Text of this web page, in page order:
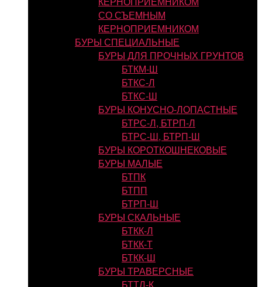
СО СЪЕМНЫМ
КЕРНОПРИЕМНИКОМ
БУРЫ СПЕЦИАЛЬНЫЕ
БУРЫ ДЛЯ ПРОЧНЫХ ГРУНТОВ
БТКМ-Ш
БТКС-Л
БТКС-Ш
БУРЫ КОНУСНО-ЛОПАСТНЫЕ
БТРС-Л, БТРП-Л
БТРС-Ш, БТРП-Ш
БУРЫ КОРОТКОШНЕКОВЫЕ
БУРЫ МАЛЫЕ
БТПК
БТПП
БТРП-Ш
БУРЫ СКАЛЬНЫЕ
БТКК-Л
БТКК-Т
БТКК-Ш
БУРЫ ТРАВЕРСНЫЕ